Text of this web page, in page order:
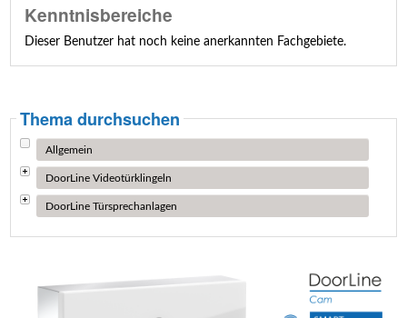
Kenntnisbereiche
Dieser Benutzer hat noch keine anerkannten Fachgebiete.
Thema durchsuchen
Allgemein
DoorLine Videotürklingeln
DoorLine Türsprechanlagen